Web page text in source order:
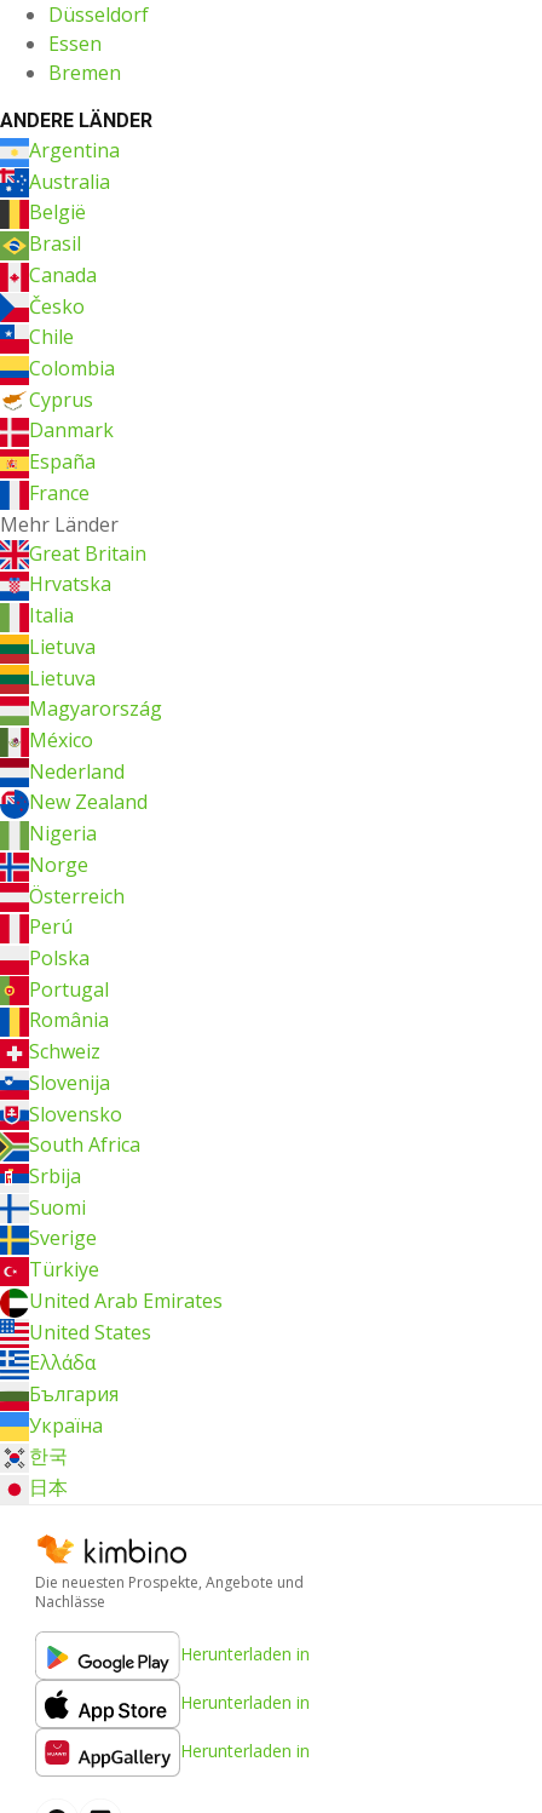
Düsseldorf
Essen
Bremen
ANDERE LÄNDER
Argentina
Australia
België
Brasil
Canada
Česko
Chile
Colombia
Cyprus
Danmark
España
France
Mehr Länder
Great Britain
Hrvatska
Italia
Lietuva
Lietuva
Magyarország
México
Nederland
New Zealand
Nigeria
Norge
Österreich
Perú
Polska
Portugal
România
Schweiz
Slovenija
Slovensko
South Africa
Srbija
Suomi
Sverige
Türkiye
United Arab Emirates
United States
Ελλάδα
България
Україна
한국
日本
Die neuesten Prospekte, Angebote und
Nachlässe
Herunterladen in
Herunterladen in
Herunterladen in